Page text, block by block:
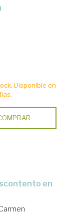
Disponible en